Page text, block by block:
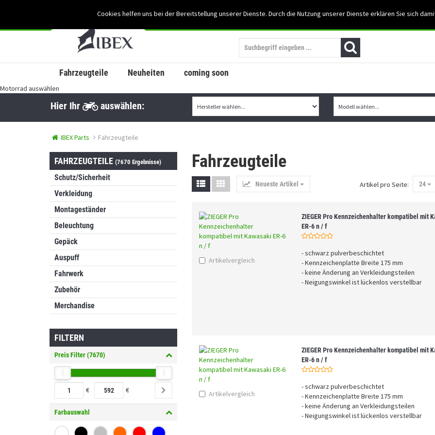
Cookies helfen uns bei der Bereitstellung unserer Dienste. Durch die Nutzung unserer Dienste erklären Sie sich
Mein Konto Support: 03501-
Fahrzeugteile Neuheiten coming soon
Motorrad auswählen
Hier Ihr auswählen:
IBEX Parts Fahrzeugteile
FAHRZEUGTEILE (7670 Ergebnisse)
Schutz/Sicherheit
Verkleidung
Montageständer
Beleuchtung
Gepäck
Auspuff
Fahrwerk
Zubehör
Merchandise
FILTERN
Preis Filter (7670)
€ €
Farbauswahl
Fahrzeugteile
Neueste Artikel Artikel pro Seite: 24
Artikelvergleich
ZIEGER Pro Kennzeichenhalter kompatibel mit
ER-6 n / f
- schwarz pulverbeschichtet
- Kennzeichenplatte Breite 175 mm
- keine Änderung an Verkleidungsteilen
- Neigungswinkel ist lückenlos verstellbar
Artikelvergleich
ZIEGER Pro Kennzeichenhalter kompatibel mit
ER-6 n / f
- schwarz pulverbeschichtet
- Kennzeichenplatte Breite 175 mm
- keine Änderung an Verkleidungsteilen
- Neigungswinkel ist lückenlos verstellbar